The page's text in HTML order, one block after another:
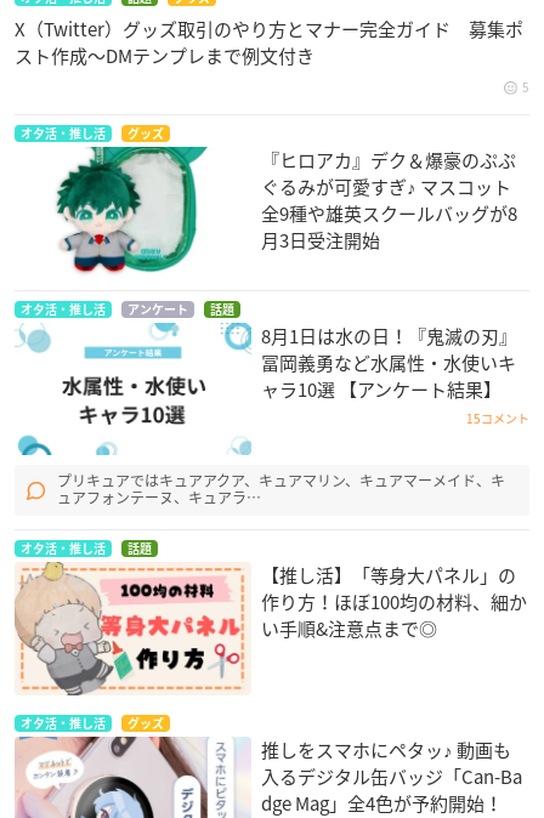
X（Twitter）グッズ取引のやり方とマナー完全ガイド 募集ポ
スト作成〜DMテンプレまで例文付き
5
オタ活・推し活 グッズ
『ヒロアカ』デク＆爆豪のぷぷ
ぐるみが可愛すぎ♪ マスコット
全9種や雄英スクールバッグが8
月3日受注開始
オタ活・推し活 アンケート 話題
8月1日は水の日！『鬼滅の刃』
冨岡義勇など水属性・水使いキ
ャラ10選 【アンケート結果】
15コメント
プリキュアではキュアアクア、キュアマリン、キュアマーメイド、キ
ュアフォンテーヌ、キュアラ…
オタ活・推し活 話題
【推し活】「等身大パネル」の
作り方！ほぼ100均の材料、細か
い手順&注意点まで◎
オタ活・推し活 グッズ
推しをスマホにペタッ♪ 動画も
入るデジタル缶バッジ「Can-Ba
dge Mag」全4色が予約開始！